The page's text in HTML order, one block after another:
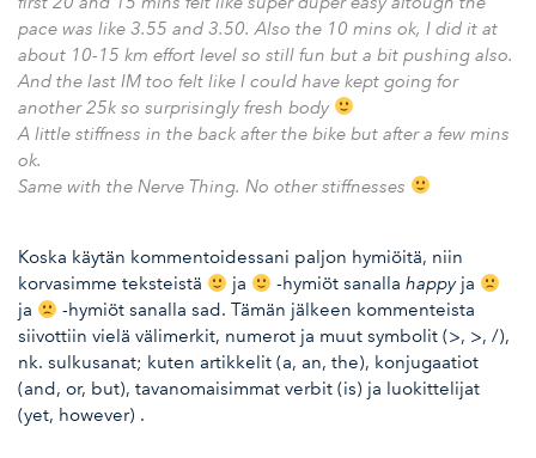
pace was like 3.55 and 3.50. Also the 10 mins ok, I did it at
about 10-15 km effort level so still fun but a bit pushing also.
And the last IM too felt like I could have kept going for
another 25k so surprisingly fresh body
A little stiffness in the back after the bike but after a few mins
ok.
Same with the Nerve Thing. No other stiffnesses
Koska käytän kommentoidessani paljon hymiöitä, niin
korvasimme teksteistä
ja -hymiöt sanallahappyja
ja
-hymiöt sanalla sad. Tämän jälkeen kommenteista
siivottiin vielä välimerkit, numerot ja muut symbolit (>, >, /),
nk. sulkusanat; kuten artikkelit (a, an, the), konjugaatiot
(and, or, but), tavanomaisimmat verbit (is) ja luokittelijat
(yet, however) .